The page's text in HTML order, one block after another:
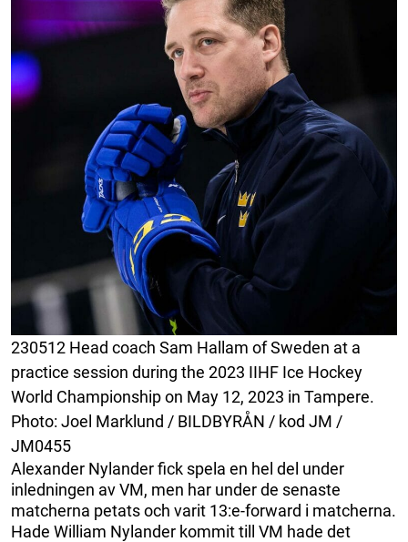
230512 Head coach Sam Hallam of Sweden at a
practice session during the 2023 IIHF Ice Hockey
World Championship on May 12, 2023 in Tampere.
Photo: Joel Marklund / BILDBYRÅN / kod JM /
JM0455
Alexander Nylander fick spela en hel del under
inledningen av VM, men har under de senaste
matcherna petats och varit 13:e-forward i matcherna.
Hade William Nylander kommit till VM hade det